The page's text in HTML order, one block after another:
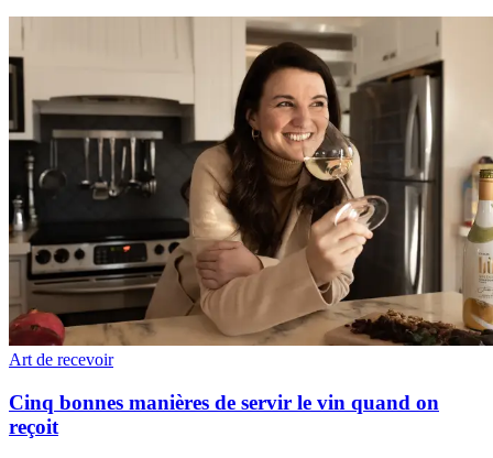
Art de recevoir
Cinq bonnes manières de servir le vin quand on
reçoit